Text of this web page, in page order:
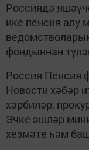
Россиядә
ике пенсия алу
фондыннан
Россия Пенсия
Новости хәбәр
хәрбиләр,
Эчке эшләр
хезмәте һәм